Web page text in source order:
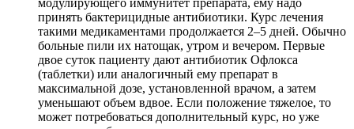
модулирующего иммунитет препарата, ему надо
принять бактерицидные антибиотики. Курс лечения
такими медикаментами продолжается 2–5 дней. Обычно
больные пили их натощак, утром и вечером. Первые
двое суток пациенту дают антибиотик Офлокса
(таблетки) или аналогичный ему препарат в
максимальной дозе, установленной врачом, а затем
уменьшают объем вдвое. Если положение тяжелое, то
может потребоваться дополнительный курс, но уже